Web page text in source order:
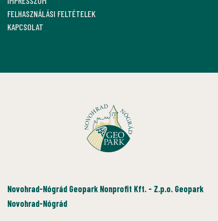
FELHASZNÁLÁSI FELTÉTELEK
KAPCSOLAT
Novohrad-Nógrád Geopark Nonprofit Kft. - Z.p.o. Geopark
Novohrad-Nógrád